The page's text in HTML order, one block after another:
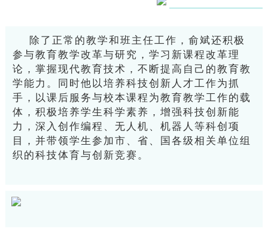
除了正常的教学和班主任工作，俞斌还积极
参与教育教学改革与研究，学习新课程改革理
论，掌握现代教育技术，不断提高自己的教育教
学能力。同时他以培养科技创新人才工作为抓
手，以课后服务与校本课程为教育教学工作的载
体，积极培养学生科学素养，增强科技创新能
力，深入创作编程、无人机、机器人等科创项
目，并带领学生参加市、省、国各级相关单位组
织的科技体育与创新竞赛。